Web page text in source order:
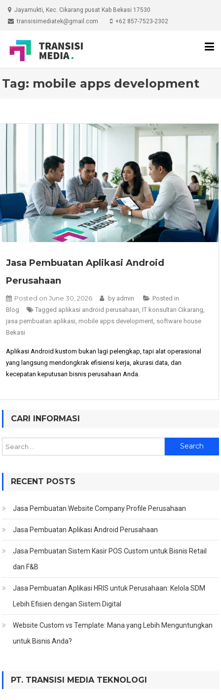
Skip
Jayamukti, Kec. Cikarang pusat Kab Bekasi 17530
transisimediatek@gmail.com
+62 857-7523-2302
Tag: mobile apps development
Jasa Pembuatan Aplikasi Android
Perusahaan
Posted onJune 30, 2026 by admin
Posted in
Blog
Tagged aplikasi android perusahaan IT konsultan Cikarang
jasa pembuatan aplikasi mobile apps development software house
Bekasi
Aplikasi Android kustom bukan lagi pelengkap, tapi alat operasional
yang langsung mendongkrak efisiensi kerja, akurasi data, dan
kecepatan keputusan bisnis perusahaan Anda.
CARI INFORMASI
Search
for:
RECENT POSTS
Jasa Pembuatan Website Company Profile Perusahaan
Jasa Pembuatan Aplikasi Android Perusahaan
Jasa Pembuatan Sistem Kasir POS Custom untuk Bisnis Retail
dan F&B
Jasa Pembuatan Aplikasi HRIS untuk Perusahaan: Kelola SDM
Lebih Efisien dengan Sistem Digital
Website Custom vs Template: Mana yang Lebih Menguntungkan
untuk Bisnis Anda?
PT. TRANSISI MEDIA TEKNOLOGI